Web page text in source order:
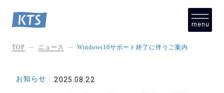
menu
close
TOP ニュース Windows10サポート終了に伴うご案内
お知らせ 2025.08.22